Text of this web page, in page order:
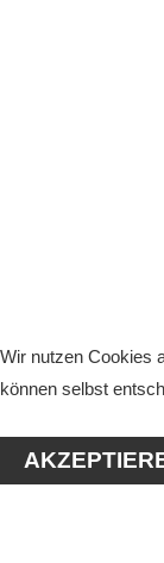
Wir nutzen Cookies
können selbst